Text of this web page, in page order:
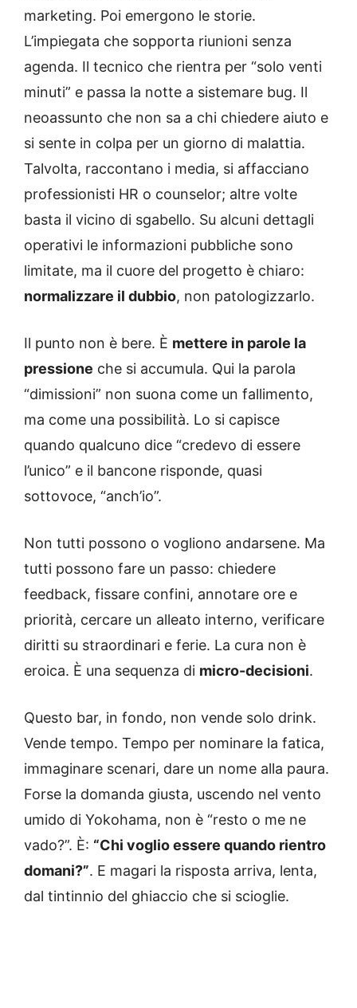
marketing. Poi emergono le storie.
L’impiegata che sopporta riunioni senza
agenda. Il tecnico che rientra per “solo venti
minuti” e passa la notte a sistemare bug. Il
neoassunto che non sa a chi chiedere aiuto e
si sente in colpa per un giorno di malattia.
Talvolta, raccontano i media, si affacciano
professionisti HR o counselor; altre volte
basta il vicino di sgabello. Su alcuni dettagli
operativi le informazioni pubbliche sono
limitate, ma il cuore del progetto è chiaro:
normalizzare il dubbio, non patologizzarlo.
Il punto non è bere. È mettere in parole la
pressione che si accumula. Qui la parola
“dimissioni” non suona come un fallimento,
ma come una possibilità. Lo si capisce
quando qualcuno dice “credevo di essere
l’unico” e il bancone risponde, quasi
sottovoce, “anch’io”.
Non tutti possono o vogliono andarsene. Ma
tutti possono fare un passo: chiedere
feedback, fissare confini, annotare ore e
priorità, cercare un alleato interno, verificare
diritti su straordinari e ferie. La cura non è
eroica. È una sequenza di micro-decisioni.
Questo bar, in fondo, non vende solo drink.
Vende tempo. Tempo per nominare la fatica,
immaginare scenari, dare un nome alla paura.
Forse la domanda giusta, uscendo nel vento
umido di Yokohama, non è “resto o me ne
vado?”. È: “Chi voglio essere quando rientro
domani?”. E magari la risposta arriva, lenta,
dal tintinnio del ghiaccio che si scioglie.